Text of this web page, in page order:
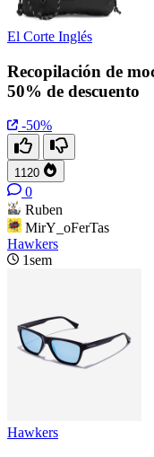
El Corte Inglés
Recopilación de
50% de descuento
-50%
1120
0
Ruben
MirY_oFerTas
Hawkers
1sem
Hawkers